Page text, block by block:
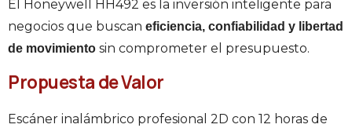
El Honeywell HH492 es la inversión inteligente para
negocios que buscan eficiencia, confiabilidad y libertad
de movimiento sin comprometer el presupuesto.
Propuesta de Valor
Escáner inalámbrico profesional 2D con 12 horas de